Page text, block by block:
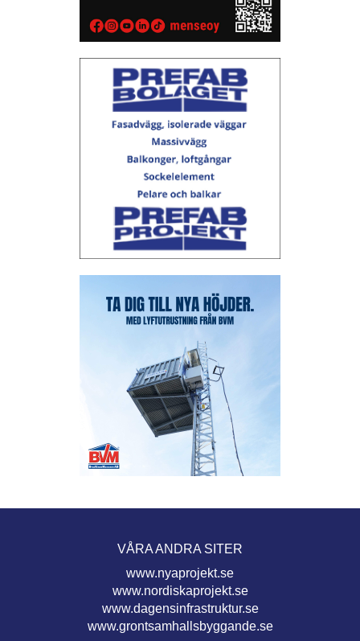
VÅRA ANDRA SITER
www.nyaprojekt.se
www.nordiskaprojekt.se
www.dagensinfrastruktur.se
www.grontsamhallsbyggande.se